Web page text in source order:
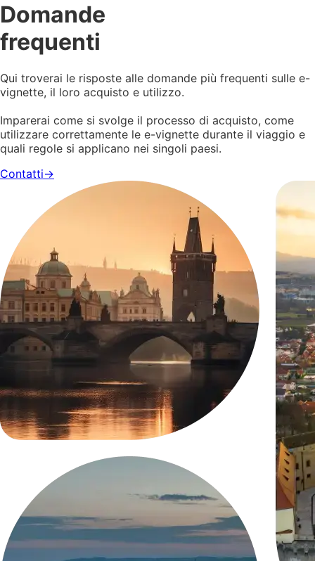
Domande
frequenti
Qui troverai le risposte alle domande più frequenti sulle e-
vignette, il loro acquisto e utilizzo.
Imparerai come si svolge il processo di acquisto, come
utilizzare correttamente le e-vignette durante il viaggio e
quali regole si applicano nei singoli paesi.
Contatti→